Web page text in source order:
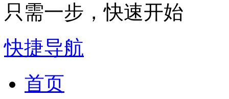
只需一步，快速开始
快捷导航
首页